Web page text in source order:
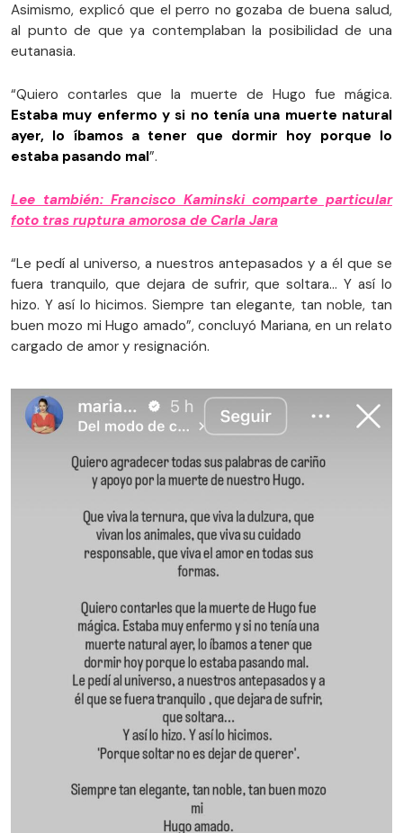
Asimismo, explicó que el perro no gozaba de buena salud,
al punto de que ya contemplaban la posibilidad de una
eutanasia.
“Quiero contarles que la muerte de Hugo fue mágica.
Estaba muy enfermo y si no tenía una muerte natural
ayer, lo íbamos a tener que dormir hoy porque lo
estaba pasando mal”.
Lee también: Francisco Kaminski comparte particular
foto tras ruptura amorosa de Carla Jara
“Le pedí al universo, a nuestros antepasados y a él que se
fuera tranquilo, que dejara de sufrir, que soltara… Y así lo
hizo. Y así lo hicimos. Siempre tan elegante, tan noble, tan
buen mozo mi Hugo amado”, concluyó Mariana, en un relato
cargado de amor y resignación.